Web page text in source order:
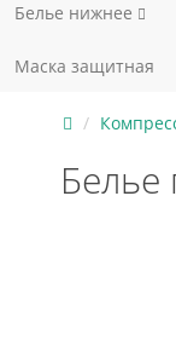
Белье нижнее
Маска защитная
Белье